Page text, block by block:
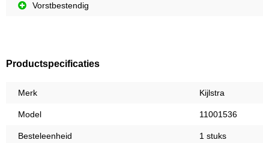
Vorstbestendig
Productspecificaties
Merk Kijlstra
Model 11001536
Besteleenheid 1 stuks